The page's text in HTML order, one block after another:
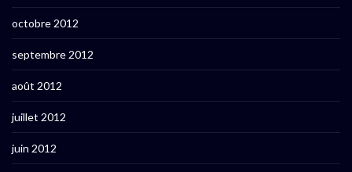
octobre 2012
septembre 2012
août 2012
juillet 2012
juin 2012